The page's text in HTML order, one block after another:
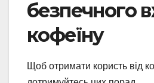
безпечного
кофеїну
Щоб отримати користь від